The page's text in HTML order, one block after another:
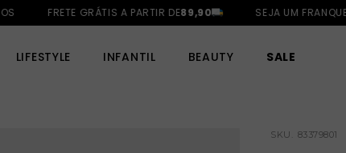
FRETE GRÁTIS A PARTIR DE 89,90 SEJA UM
LIFESTYLE INFANTIL BEAUTY SALE
SKU. 83379801